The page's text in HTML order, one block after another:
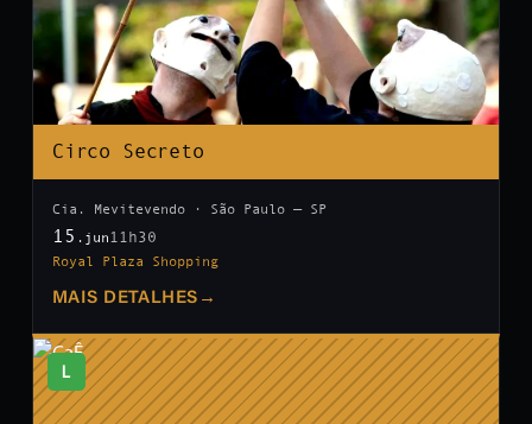
Circo Secreto
Cia. Mevitevendo · São Paulo — SP
15 .jun 11h30
Royal Plaza Shopping
MAIS DETALHES →
L